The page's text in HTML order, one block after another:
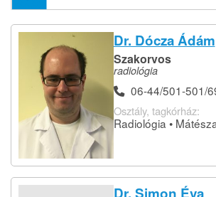
Dr. Dócza Ádám
Szakorvos
radiológia
06-44/501-501/
Osztály, tagkórház:
Radiológia •
Dr. Simon Éva